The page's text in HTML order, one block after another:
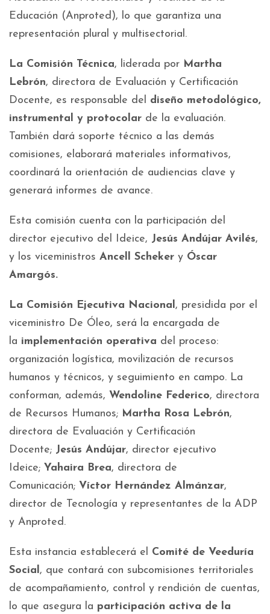
Educación (Anproted), lo que garantiza una
representación plural y multisectorial.
La Comisión Técnica, liderada por Martha
Lebrón, directora de Evaluación y Certificación
Docente, es responsable del diseño metodológico,
instrumental y protocolar de la evaluación.
También dará soporte técnico a las demás
comisiones, elaborará materiales informativos,
coordinará la orientación de audiencias clave y
generará informes de avance.
Esta comisión cuenta con la participación del
director ejecutivo del Ideice, Jesús Andújar Avilés,
y los viceministros Ancell Scheker y Óscar
Amargós.
La Comisión Ejecutiva Nacional, presidida por el
viceministro De Óleo, será la encargada de
la implementación operativa del proceso:
organización logística, movilización de recursos
humanos y técnicos, y seguimiento en campo. La
conforman, además, Wendoline Federico, directora
de Recursos Humanos; Martha Rosa Lebrón,
directora de Evaluación y Certificación
Docente; Jesús Andújar, director ejecutivo
Ideice; Yahaira Brea, directora de
Comunicación; Víctor Hernández Almánzar,
director de Tecnología y representantes de la ADP
y Anproted.
Esta instancia establecerá el Comité de Veeduría
Social, que contará con subcomisiones territoriales
de acompañamiento, control y rendición de cuentas,
lo que asegura la participación activa de la